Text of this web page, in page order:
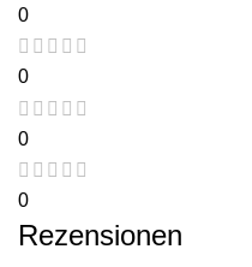
0
0
0
0
Rezensionen